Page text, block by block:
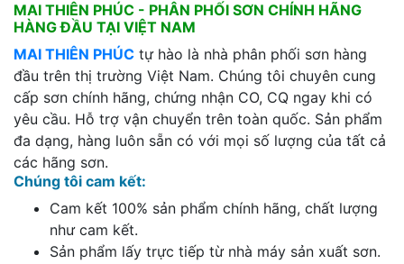
MAI THIÊN PHÚC - PHÂN PHỐI SƠN CHÍNH HÃNG
HÀNG ĐẦU TẠI VIỆT NAM
MAI THIÊN PHÚC tự hào là nhà phân phối sơn hàng
đầu trên thị trường Việt Nam. Chúng tôi chuyên cung
cấp sơn chính hãng, chứng nhận CO, CQ ngay khi có
yêu cầu. Hỗ trợ vận chuyển trên toàn quốc. Sản phẩm
đa dạng, hàng luôn sẵn có với mọi số lượng của tất cả
các hãng sơn.
Chúng tôi cam kết:
Cam kết 100% sản phẩm chính hãng, chất lượng
như cam kết.
Sản phẩm lấy trực tiếp từ nhà máy sản xuất sơn.